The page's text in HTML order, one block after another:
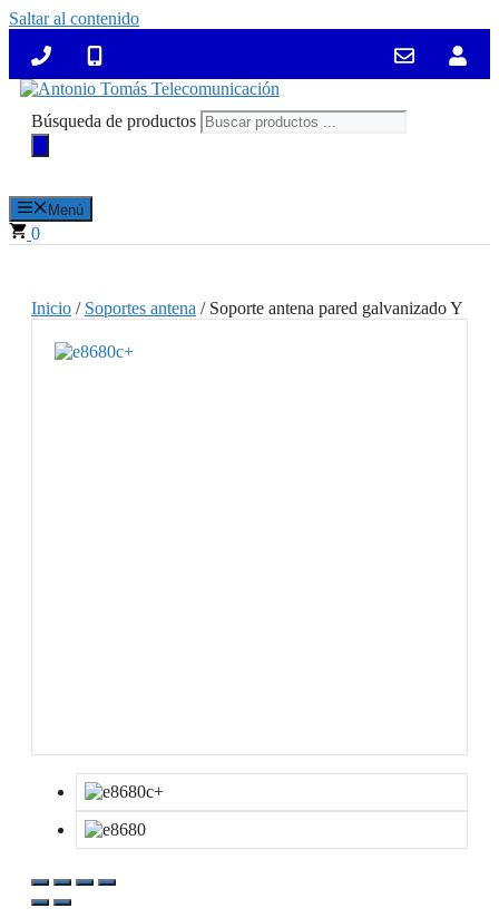
Saltar al contenido
Búsqueda de productos
Menú
0
Inicio / Soportes antena / Soporte antena pared galvanizado Y